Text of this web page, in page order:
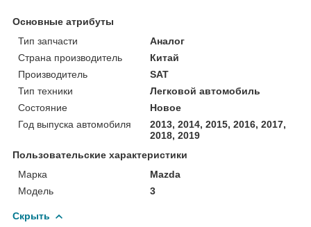
Основные атрибуты
Тип запчасти
Аналог
Страна производитель
Китай
Производитель
SAT
Тип техники
Легковой автомобиль
Состояние
Новое
Год выпуска автомобиля
2013, 2014, 2015, 2016, 2017,
2018, 2019
Пользовательские характеристики
Марка
Mazda
Модель
3
Скрыть